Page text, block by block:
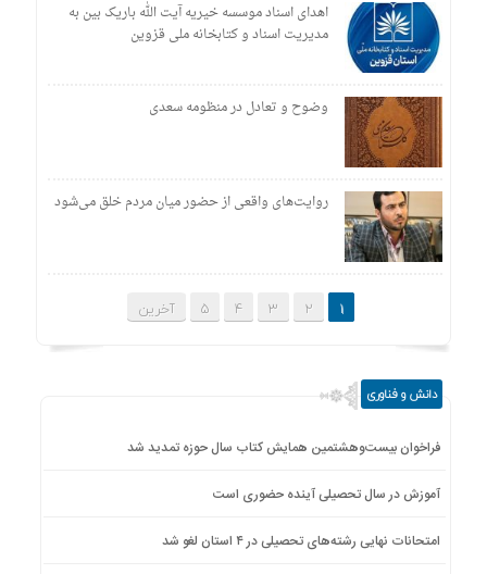
اهدای اسناد موسسه خیریه آیت الله باریک بین به
مدیریت اسناد و کتابخانه ملی قزوین
وضوح و تعادل در منظومه سعدی
روایت‌های واقعی از حضور میان مردم خلق می‌شود
1
2
3
4
5 آخرین
دانش و فناوری
فراخوان بیست‌وهشتمین همایش کتاب سال حوزه تمدید شد
آموزش در سال تحصیلی آینده حضوری است
امتحانات نهایی رشته‌های تحصیلی در ۴ استان لغو شد